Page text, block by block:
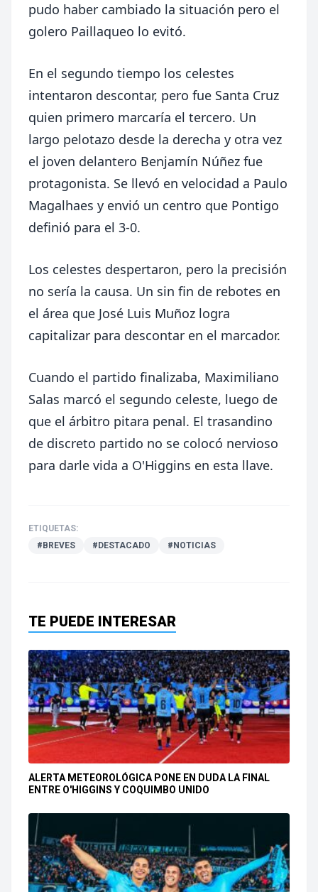
pudo haber cambiado la situación pero el
golero Paillaqueo lo evitó.
En el segundo tiempo los celestes
intentaron descontar, pero fue Santa Cruz
quien primero marcaría el tercero. Un
largo pelotazo desde la derecha y otra vez
el joven delantero Benjamín Núñez fue
protagonista. Se llevó en velocidad a Paulo
Magalhaes y envió un centro que Pontigo
definió para el 3-0.
Los celestes despertaron, pero la precisión
no sería la causa. Un sin fin de rebotes en
el área que José Luis Muñoz logra
capitalizar para descontar en el marcador.
Cuando el partido finalizaba, Maximiliano
Salas marcó el segundo celeste, luego de
que el árbitro pitara penal. El trasandino
de discreto partido no se colocó nervioso
para darle vida a O'Higgins en esta llave.
ETIQUETAS:
#BREVES
#DESTACADO #NOTICIAS
TE PUEDE INTERESAR
ALERTA METEOROLÓGICA PONE EN DUDA LA FINAL
ENTRE O'HIGGINS Y COQUIMBO UNIDO